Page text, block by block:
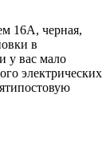
16А, черная,
в
у вас мало
электрических